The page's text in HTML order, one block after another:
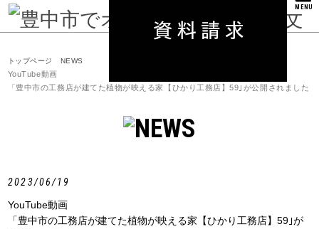
MENU
トップページ NEWS
YouTube動画
「豊中市の工務店が建てた植物が映える家【ひかり工務店】59｣が公開されました
2023/06/19
YouTube動画
「豊中市の工務店が建てた植物が映える家【ひかり工務店】59｣が